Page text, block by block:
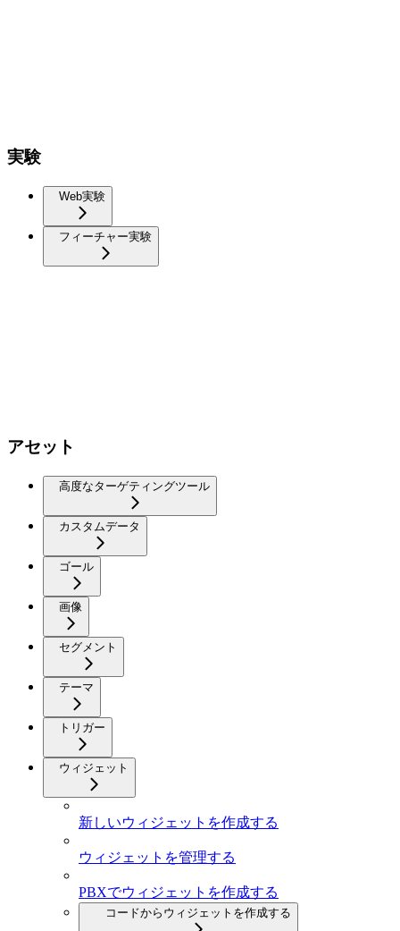
実験
Web実験
フィーチャー実験
アセット
高度なターゲティングツール
カスタムデータ
ゴール
画像
セグメント
テーマ
トリガー
ウィジェット
新しいウィジェットを作成する
ウィジェットを管理する
PBXでウィジェットを作成する
コードからウィジェットを作成する